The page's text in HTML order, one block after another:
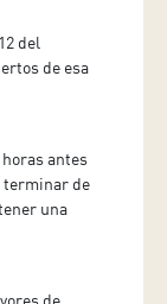
del
de esa
antes
terminar de
una
de